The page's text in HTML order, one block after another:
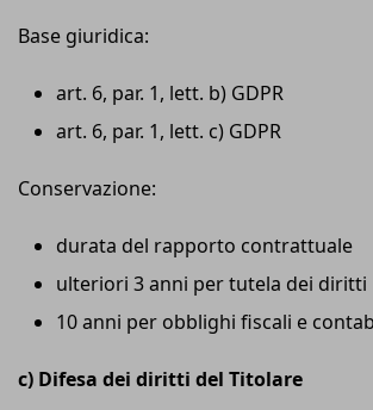
Base giuridica:
art. 6, par. 1, lett. b) GDPR
art. 6, par. 1, lett. c) GDPR
Conservazione:
durata del rapporto contrattuale
ulteriori 3 anni per tutela dei diritti
10 anni per obblighi fiscali e
c) Difesa dei diritti del Titolare